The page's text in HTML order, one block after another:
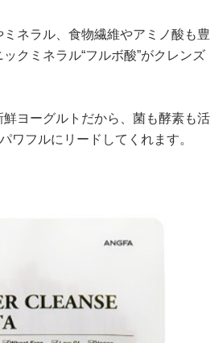
ネラル、食物繊維やアミノ酸も豊
クミネラル“フルボ酸”がクレンズ
ヨーグルトだから、菌も酵素も活
ワフルにリードしてくれます。